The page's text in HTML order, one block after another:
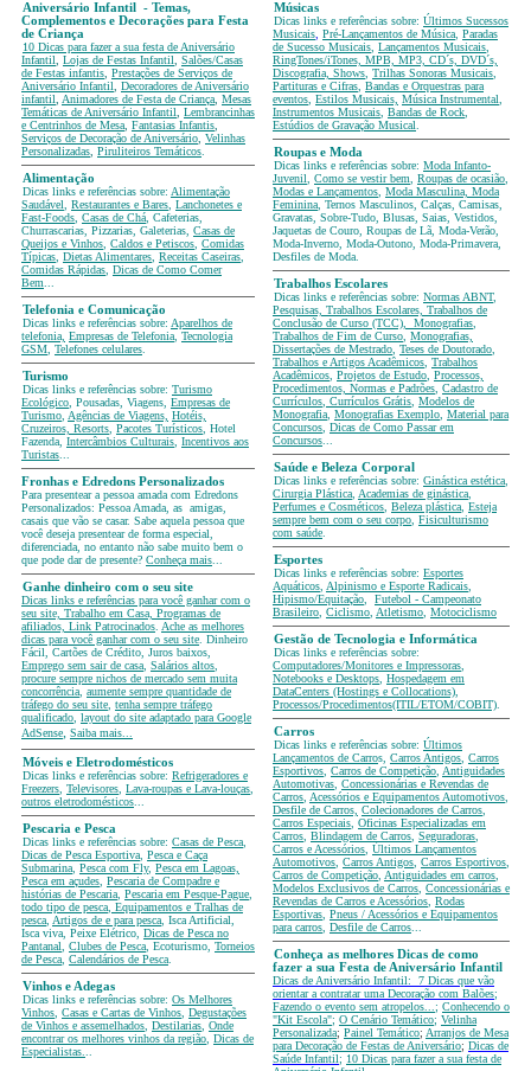
Aniversário Infantil - Temas,
Complementos e Decorações para Festa
de Criança
10 Dicas para fazer a sua festa de Aniversário
Infantil
Lojas de Festas Infantil
Salões/Casas
de Festas infantis Prestações de Serviços de
Aniversário Infantil
Decoradores de Aniversário
infantil
Animadores de Festa de Criança Mesas
Temáticas de Aniversário Infantil
Lembrancinhas
e Centrinhos de Mesa Fantasias Infantis
Serviços de Decoração de Aniversário Velinhas
Personalizadas Piruliteiros Temáticos
Alimentação
Dicas links e referências sobre: Alimentação
Saudável
Restaurantes e Bares Lanchonetes e
Fast-Foods Casas de Chá , Cafeterias,
Churrascarias, Pizzarias, Galeterias, Casas de
Queijos e Vinhos Caldos e Petiscos Comidas
Típicas Dietas Alimentares Receitas Caseiras
Comidas Rápidas Dicas de Como Comer
Bem
Telefonia e Comunicação
Dicas links e referências sobre: Aparelhos de
telefonia, Empresas de Telefonia Tecnologia
GSM Telefones celulares
Turismo
Dicas links e referências sobre: Turismo
Ecológico , Pousadas, Viagens, Empresas de
Turismo Agências de Viagens, Hotéis,
Cruzeiros, Resorts Pacotes Turísticos , Hotel
Fazenda, Intercâmbios Culturais Incentivos aos
Turistas
Fronhas e Edredons Personalizados
Para presentear a pessoa amada com Edredons
Personalizados: Pessoa Amada, as amigas,
casais que vão se casar. Sabe aquela pessoa que
você deseja presentear de forma especial,
diferenciada, no entanto não sabe muito bem o
que pode dar de presente? Conheça mais
Ganhe dinheiro com o seu site
Dicas links e referências para você ganhar com o
seu site, Trabalho em Casa, Programas de
afiliados, Link Patrocinados Ache as melhores
dicas para você ganhar com o seu site . Dinheiro
Fácil, Cartões de Crédito, Juros baixos,
Emprego sem sair de casa Salários altos
procure sempre nichos de mercado sem muita
concorrência aumente sempre quantidade de
tráfego do seu site tenha sempre tráfego
qualificado layout do site adaptado para Google
AdSense, Saiba mais...
Móveis e Eletrodomésticos
Dicas links e referências sobre: Refrigeradores e
Freezers Televisores Lava-roupas e Lava-louças
outros eletrodomésticos
Pescaria e Pesca
Dicas links e referências sobre: Casas de Pesca
Dicas de Pesca Esportiva Pesca e Caça
Submarina Pesca com Fly, Pesca em Lagoas,
Pesca em açudes Pescaria de Compadre e
histórias de Pescaria Pescaria em Pesque-Pague
todo tipo de pesca Equipamentos e Tralhas de
pesca Artigos de e para pesca , Isca Artificial,
Isca viva, Peixe Elétrico, Dicas de Pesca no
Pantanal
Clubes de Pesca , Ecoturismo, Torneios
de Pesca Calendários de Pesca
Vinhos e Adegas
Dicas links e referências sobre: Os Melhores
Vinhos Casas e Cartas de Vinhos Degustações
de Vinhos e assemelhados Destilarias Onde
encontrar os melhores vinhos da região Dicas de
Especialistas.
Músicas
Dicas links e referências sobre: Últimos Sucessos
Musicais Pré-Lançamentos de Música Paradas
de Sucesso Musicais Lançamentos Musicais
RingTones/iTones, MPB, MP3, CD´s, DVD´s,
Discografia, Shows Trilhas Sonoras Musicais
Partituras e Cifras Bandas e Orquestras para
eventos Estilos Musicais, Música Instrumental
Instrumentos Musicais Bandas de Rock
Estúdios de Gravação Musical
Roupas e Moda
Dicas links e referências sobre: Moda Infanto-
Juvenil
Como se vestir bem Roupas de ocasião
Modas e Lançamentos Moda Masculina, Moda
Feminina , Ternos Masculinos, Calças, Camisas,
Gravatas, Sobre-Tudo, Blusas, Saias, Vestidos,
Jaquetas de Couro, Roupas de Lã, Moda-Verão,
Moda-Inverno, Moda-Outono, Moda-Primavera,
Desfiles de Moda.
Trabalhos Escolares
Dicas links e referências sobre: Normas ABNT,
Pesquisas, Trabalhos Escolares, Trabalhos de
Conclusão de Curso (TCC), Monografias
Trabalhos de Fim de Curso Monografias,
Dissertações de Mestrado Teses de Doutorado
Trabalhos e Artigos Acadêmicos Trabalhos
Acadêmicos Projetos de Estudo Processos,
Procedimentos, Normas e Padrões Cadastro de
Currículos Currículos Grátis Modelos de
Monografia Monografias Exemplo Material para
Concursos Dicas de Como Passar em
Concursos
Saúde e Beleza Corporal
Dicas links e referências sobre: Ginástica estética
Cirurgia Plástica Academias de ginástica
Perfumes e Cosméticos Beleza plástica Esteja
sempre bem com o seu corpo Fisiculturismo
com saúde
Esportes
Dicas links e referências sobre: Esportes
Aquáticos Alpinismo e Esporte Radicais
Hipismo/Equitação
Futebol - Campeonato
Brasileiro Ciclismo Atletismo Motociclismo
Gestão de Tecnologia e Informática
Dicas links e referências sobre:
Computadores/Monitores e Impressoras
Notebooks e Desktops Hospedagem em
DataCenters (Hostings e Collocations)
Processos/Procedimentos(ITIL/ETOM/COBIT)
Carros
Dicas links e referências sobre: Últimos
Lançamentos de Carros, Carros Antigos Carros
Esportivos Carros de Competição Antiguidades
Automotivas Concessionárias e Revendas de
Carros Acessórios e Equipamentos Automotivos
Desfile de Carros, Colecionadores de Carros
Carros Especiais Oficinas Especializadas em
Carros Blindagem de Carros Seguradoras
Carros e Acessórios Últimos Lançamentos
Automotivos Carros Antigos Carros Esportivos
Carros de Competição Antiguidades em carros
Modelos Exclusivos de Carros Concessionárias e
Revendas de Carros e Acessórios Rodas
Esportivas Pneus / Acessórios e Equipamentos
para carros Desfile de Carros
Conheça as melhores Dicas de como
fazer a sua Festa de Aniversário Infantil
Dicas de Aniversário Infantil: 7 Dicas que vão
orientar a contratar uma Decoração com Balões;
Fazendo o evento sem atropelos... ; Conhecendo o
"Kit Escola"; O Cenário Temático; Velinha
Personalizada; Painel Temático; Arranjos de Mesa
para Decoração de Festas de Aniversário; Dicas de
Saúde Infantil; 10 Dicas para fazer a sua festa de